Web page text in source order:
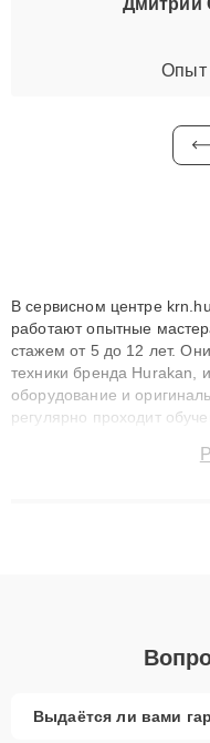
Опыт
В сервисном центре
работают опытные
стажем от 5 до 12 лет.
техники бренда Hurakan,
оборудование и
регулярно проходит
технику с сохранением
Выдаётся ли вами